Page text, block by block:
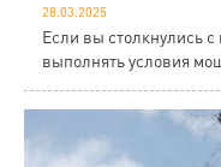
28.03.2025
Если вы столкнулись
выполнять условия